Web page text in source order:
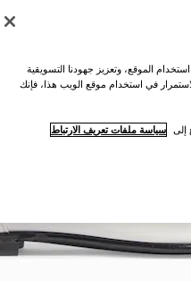
الموقع، وتعزيز جهودنا التسويقية
في استخدام موقع الويب هذا، فإنك
إلى سياسة ملفات تعريف الارتباط